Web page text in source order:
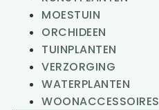
MOESTUIN
ORCHIDEEN
TUINPLANTEN
VERZORGING
WATERPLANTEN
WOONACCESSOIRES